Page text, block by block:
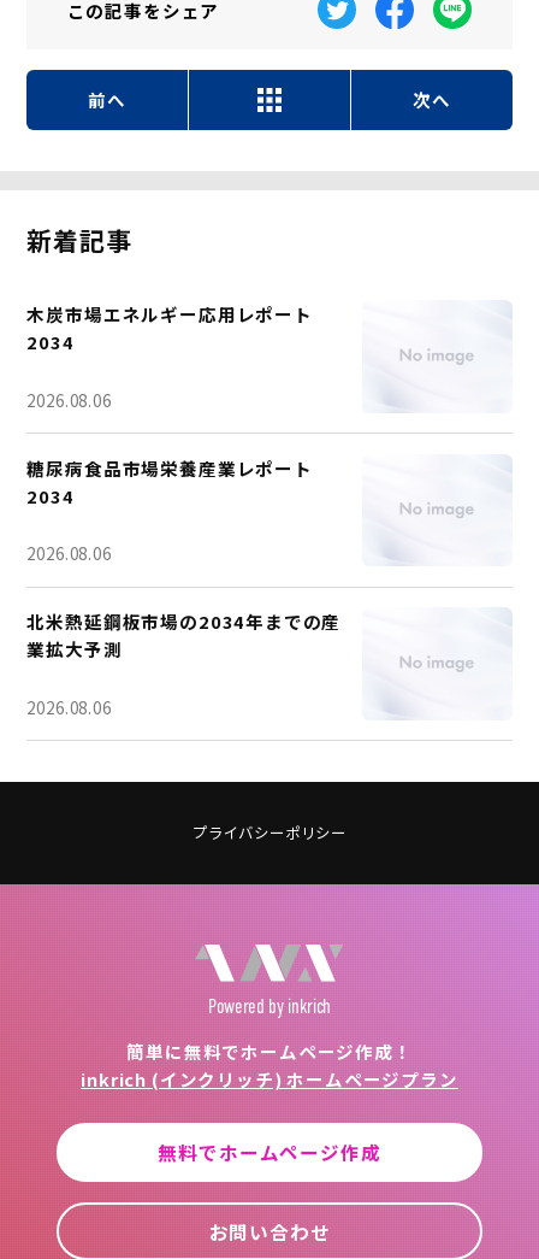
この記事をシェア
前へ 次へ
新着記事
木炭市場エネルギー応用レポート
2034
2026.08.06
糖尿病食品市場栄養産業レポート
2034
2026.08.06
北米熱延鋼板市場の2034年までの産
業拡大予測
2026.08.06
プライバシーポリシー
Powered by inkrich
簡単に無料でホームページ作成！
inkrich (インクリッチ) ホームページプラン
無料でホームページ作成
お問い合わせ